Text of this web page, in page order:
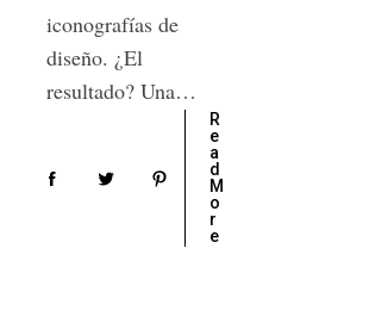
iconografías de
diseño. ¿El
resultado? Una…
R
e
a
d
M
o
r
e